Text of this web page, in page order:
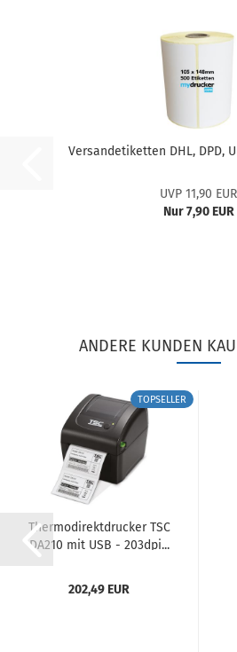
Versandetiketten DHL, DPD,
UVP 11,90 EUR
Nur 7,90 EUR
ANDERE KUNDEN
TOPSELLER
Thermodirektdrucker TSC
DA210 mit USB - 203dpi...
202,49 EUR